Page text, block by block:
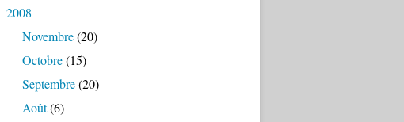
2008
Novembre(20)
Octobre(15)
Septembre(20)
Août(6)